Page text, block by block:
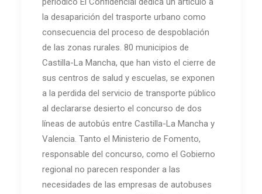
la desaparición del trasporte urbano como
consecuencia del proceso de despoblación
de las zonas rurales. 80 municipios de
Castilla-La Mancha, que han visto el cierre de
sus centros de salud y escuelas, se exponen
a la perdida del servicio de transporte público
al declararse desierto el concurso de dos
líneas de autobús entre Castilla-La Mancha y
Valencia. Tanto el Ministerio de Fomento,
responsable del concurso, como el Gobierno
regional no parecen responder a las
necesidades de las empresas de autobuses